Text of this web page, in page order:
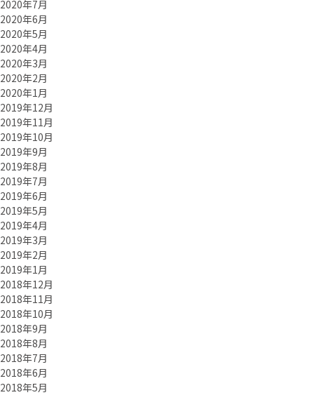
2020年7月
2020年6月
2020年5月
2020年4月
2020年3月
2020年2月
2020年1月
2019年12月
2019年11月
2019年10月
2019年9月
2019年8月
2019年7月
2019年6月
2019年5月
2019年4月
2019年3月
2019年2月
2019年1月
2018年12月
2018年11月
2018年10月
2018年9月
2018年8月
2018年7月
2018年6月
2018年5月